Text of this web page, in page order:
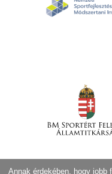
Annak érdekében, hogy